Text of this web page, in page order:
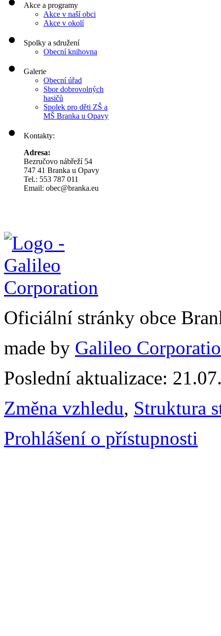
Akce a programy
Akce v naší obci
Akce v okolí
Spolky a sdružení
Obecní knihovna
Galerie
Obecní úřad
Sbor dobrovolných
hasičů
Spolek pro děti ZŠ a
MŠ Branka u Opavy
Kontakty:
Adresa:
Bezručovo nábřeží 54
747 41 Branka u Opavy
Tel.: 553 787 011
Email: obec@branka.eu
Oficiální stránky obce
made by Galileo
Poslední aktualizace:
Změna vzhledu, Struktura
Prohlášení o přístupnosti